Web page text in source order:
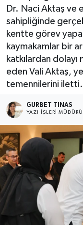
Dr. Naci Aktaş ve
sahipliğinde
kentte görev
kaymakamlar bir
katkılardan
eden Vali Aktaş,
temennilerini iletti.
GURBET TINAS
YAZI İŞLERI MÜDÜRÜ
Yaşam